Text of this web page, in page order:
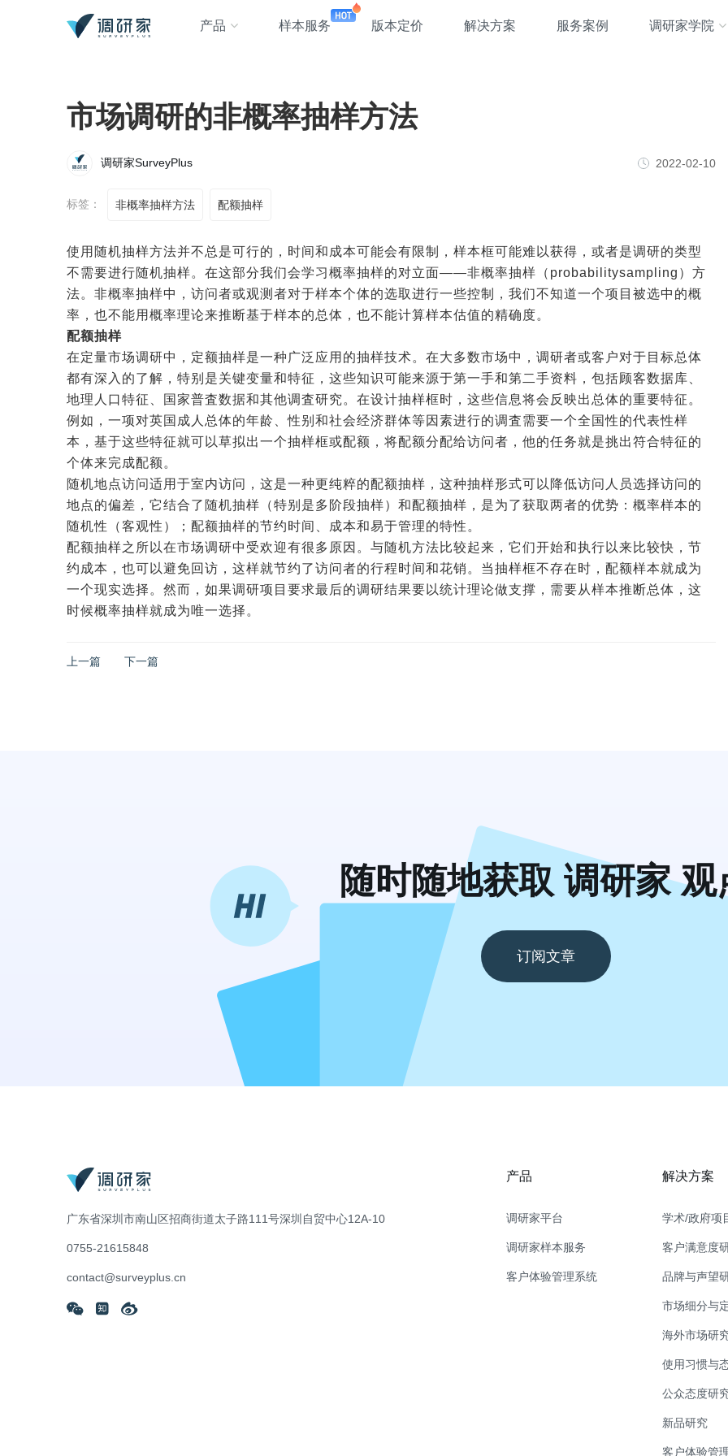
产品 样本服务 版本定价 解决方案 服务案例 调研家学院
市场调研的非概率抽样方法
调研家SurveyPlus 2022-02-10
标签： 非概率抽样方法 配额抽样
使用随机抽样方法并不总是可行的，时间和成本可能会有限制，样本框可能难以获得，或者是调研的类型
不需要进行随机抽样。在这部分我们会学习概率抽样的对立面——非概率抽样（probabilitysampling）方
法。非概率抽样中，访问者或观测者对于样本个体的选取进行一些控制，我们不知道一个项目被选中的概
率，也不能用概率理论来推断基于样本的总体，也不能计算样本估值的精确度。
配额抽样
在定量市场调研中，定额抽样是一种广泛应用的抽样技术。在大多数市场中，调研者或客户对于目标总体
都有深入的了解，特别是关键变量和特征，这些知识可能来源于第一手和第二手资料，包括顾客数据库、
地理人口特征、国家普査数据和其他调査研究。在设计抽样框时，这些信息将会反映出总体的重要特征。
例如，一项对英国成人总体的年龄、性别和社会经济群体等因素进行的调査需要一个全国性的代表性样
本，基于这些特征就可以草拟出一个抽样框或配额，将配额分配给访问者，他的任务就是挑出符合特征的
个体来完成配额。
随机地点访问适用于室内访问，这是一种更纯粹的配额抽样，这种抽样形式可以降低访问人员选择访问的
地点的偏差，它结合了随机抽样（特别是多阶段抽样）和配额抽样，是为了获取两者的优势：概率样本的
随机性（客观性）；配额抽样的节约时间、成本和易于管理的特性。
配额抽样之所以在市场调研中受欢迎有很多原因。与随机方法比较起来，它们开始和执行以来比较快，节
约成本，也可以避免回访，这样就节约了访问者的行程时间和花销。当抽样框不存在时，配额样本就成为
一个现实选择。然而，如果调研项目要求最后的调研结果要以统计理论做支撑，需要从样本推断总体，这
时候概率抽样就成为唯一选择。
上一篇 下一篇
随时随地获取 调研家 观
订阅文章
广东省深圳市南山区招商街道太子路111号深圳自贸中心12A-10
0755-21615848
contact@surveyplus.cn
产品
调研家平台
调研家样本服务
客户体验管理系统
解决方案
学术/政府项
客户满意度
品牌与声望
市场细分与
海外市场研
使用习惯与
公众态度研
新品研究
客户体验管